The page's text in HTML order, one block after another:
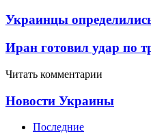
Украинцы
Иран готовил удар по
Читать комментарии
Новости Украины
Последние